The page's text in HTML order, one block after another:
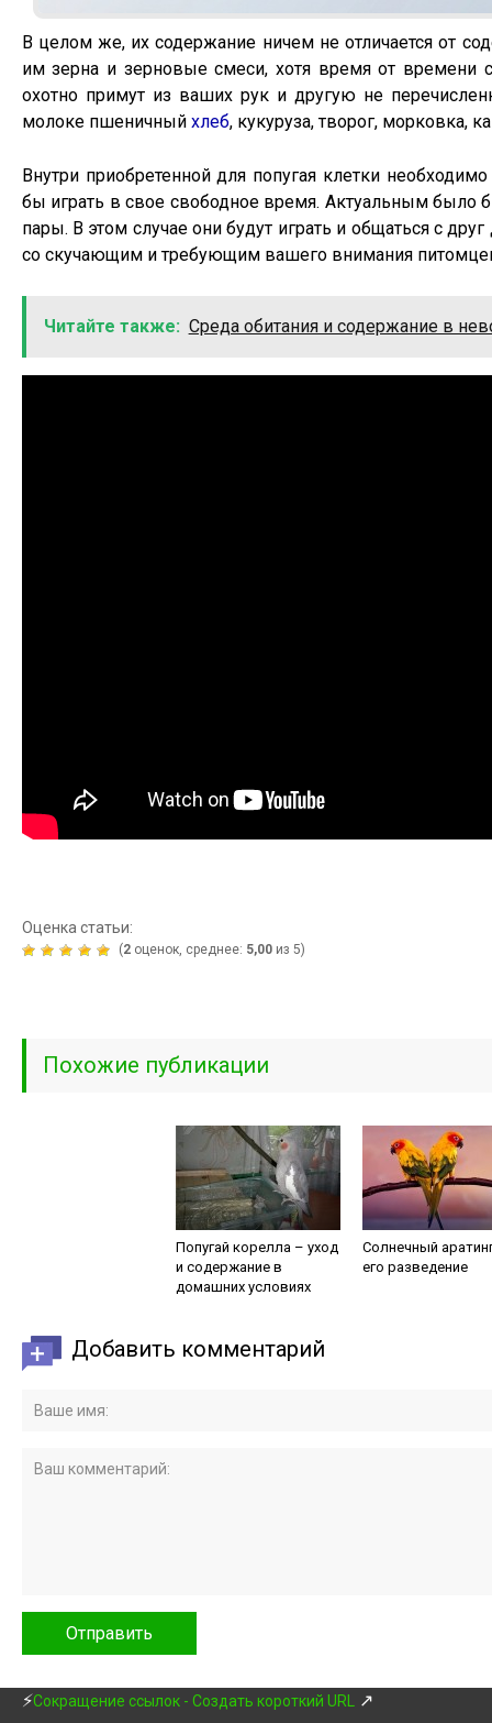
В целом же, их содержание ничем не отличается от
им зерна и зерновые смеси, хотя время от времени
охотно примут из ваших рук и другую не
молоке пшеничный хлеб, кукуруза, творог, морковка,
Внутри приобретенной для попугая клетки
бы играть в свое свободное время. Актуальным было
пары. В этом случае они будут играть и общаться с
со скучающим и требующим вашего внимания
Читайте также: Среда обитания и содержание в
Оценка статьи:
(2оценок, среднее: 5,00из 5)
Похожие публикации
Попугай корелла – уход
и содержание в
домашних условиях
Солнечный
его разведение
Добавить комментарий
⚡Сокращение ссылок - Создать короткий URL ↗